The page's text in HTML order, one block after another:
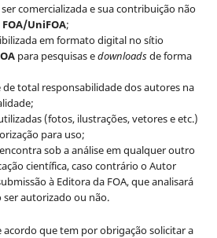
comercializada e sua contribuição não
FOA/UniFOA;
em formato digital no sítio
para pesquisas edownloadsde forma
total responsabilidade dos autores na
(fotos, ilustrações, vetores e etc.)
para uso;
sob a análise em qualquer outro
científica, caso contrário o Autor
à Editora da FOA, que analisará
autorizado ou não.
acordo que tem por obrigação solicitar a